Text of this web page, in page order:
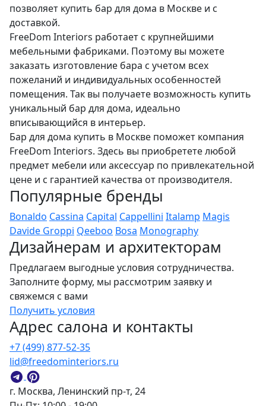
позволяет купить бар для дома в Москве и с
доставкой.
FreeDom Interiors работает с крупнейшими
мебельными фабриками. Поэтому вы можете
заказать изготовление бара с учетом всех
пожеланий и индивидуальных особенностей
помещения. Так вы получаете возможность купить
уникальный бар для дома, идеально
вписывающийся в интерьер.
Бар для дома купить в Москве поможет компания
FreeDom Interiors. Здесь вы приобретете любой
предмет мебели или аксессуар по привлекательной
цене и с гарантией качества от производителя.
Популярные бренды
Bonaldo Cassina Capital Cappellini Italamp Magis
Davide Groppi Qeeboo Bosa Monography
Дизайнерам и архитекторам
Предлагаем выгодные условия сотрудничества.
Заполните форму, мы рассмотрим заявку и
свяжемся с вами
Получить условия
Адрес салона и контакты
г. Москва, Ленинский пр-т, 24
+7 (499) 877-52-35
lid@freedominteriors.ru